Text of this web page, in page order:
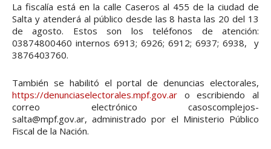
La fiscalía está en la calle Caseros al 455 de la ciudad de
Salta y atenderá al público desde las 8 hasta las 20 del 13
de agosto. Estos son los teléfonos de atención:
03874800460 internos 6913; 6926; 6912; 6937; 6938, y
3876403760.
También se habilitó el portal de denuncias electorales,
https://denunciaselectorales.mpf.gov.ar o escribiendo al
correo electrónico casoscomplejos-
salta@mpf.gov.ar, administrado por el Ministerio Público
Fiscal de la Nación.